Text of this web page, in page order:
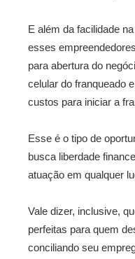
E além da facilidade
esses
para abertura do
celular do franqueado
custos para iniciar a
Esse é o tipo de
busca liberdade
atuação em qualquer
Vale dizer, inclusive,
perfeitas para quem
conciliando seu